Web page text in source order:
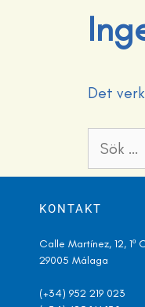
Det
KONTAKT
Calle Martínez, 12, 1º
29005 Málaga
(+34) 952 219 023